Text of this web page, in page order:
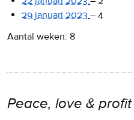
29 januari 2023 – 4
Aantal weken: 8
Peace, love & profit